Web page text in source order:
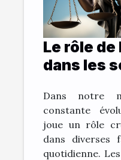
Le rôle
dans les
Dans notre
constante
joue un rôle
dans diverses
quotidienne.